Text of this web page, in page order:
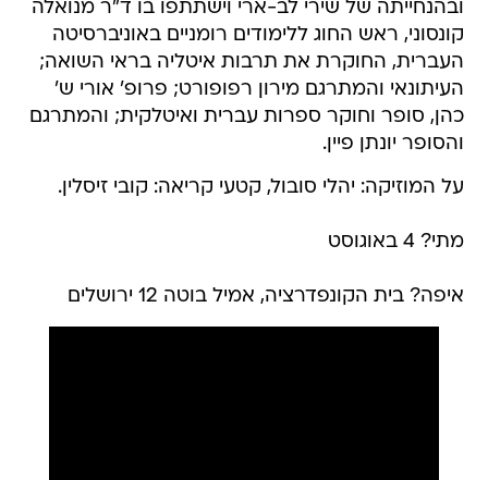
ובהנחייתה של שירי לב-ארי וישתתפו בו ד"ר מנואלה
קונסוני, ראש החוג ללימודים רומניים באוניברסיטה
העברית, החוקרת את תרבות איטליה בראי השואה;
העיתונאי והמתרגם מירון רפופורט; פרופ' אורי ש'
כהן, סופר וחוקר ספרות עברית ואיטלקית; והמתרגם
והסופר יונתן פיין.
על המוזיקה: יהלי סובול, קטעי קריאה: קובי זיסלין.
מתי? 4 באוגוסט
איפה? בית הקונפדרציה, אמיל בוטה 12 ירושלים